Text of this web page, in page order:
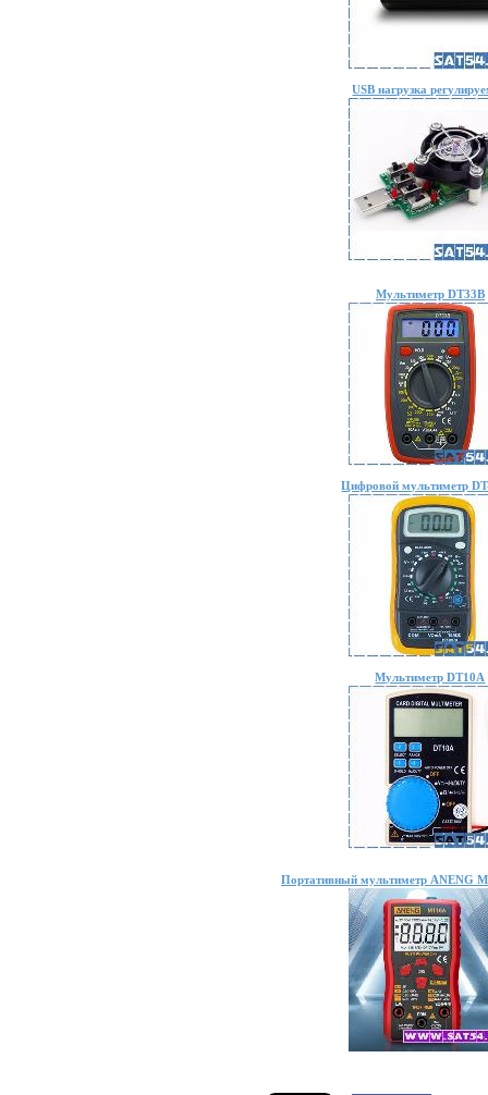
USB нагрузка
Мультиметр DT33B
Цифровой мультиметр
Мультиметр DT10A
Портативный мультиметр ANENG